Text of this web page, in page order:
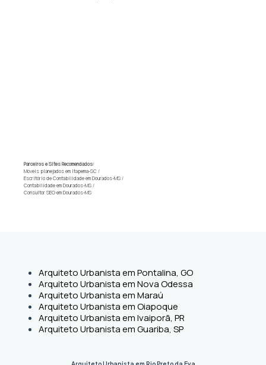
Parceiros e Sites Recomendados:
Móveis planejados em Itapema-SC /
Escritório de Contabilidade em Dourados-MS /
Contabilidade em Dourados-MS /
Consultor SEO em Dourados-MS
Arquiteto Urbanista em Pontalina, GO
Arquiteto Urbanista em Nova Odessa
Arquiteto Urbanista em Maraú
Arquiteto Urbanista em Oiapoque
Arquiteto Urbanista em Ivaiporã, PR
Arquiteto Urbanista em Guariba, SP
Arquiteto Urbanista em Rio Preto da Eva